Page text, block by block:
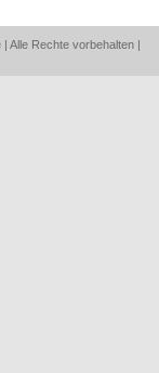
Alle Rechte vorbehalten |